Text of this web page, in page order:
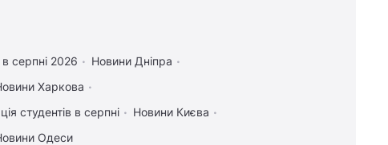
в серпні 2026
Новини Дніпра
Харкова
студентів в серпні
Новини Києва
Одеси